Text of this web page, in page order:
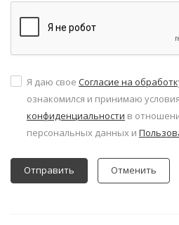
Я даю свое Согласие на
ознакомился и принимаю условия
конфиденциальности в
персональных данных и
Отменить